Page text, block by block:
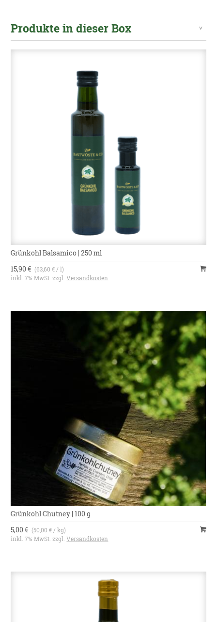
Produkte in dieser Box
Grünkohl Balsamico | 250 ml
15,90 € (63,60 € / l)
inkl. 7% MwSt. zzgl.Versandkosten
Grünkohl Chutney | 100 g
5,00 € (50,00 € / kg)
inkl. 7% MwSt. zzgl.Versandkosten